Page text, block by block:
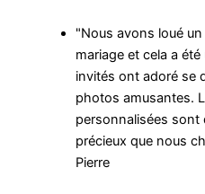
"Nous avons loué
mariage et cela a
invités ont adoré se
photos amusantes.
personnalisées sont
précieux que nous
Pierre